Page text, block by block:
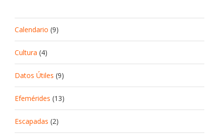
Calendario (9)
Cultura (4)
Datos Útiles (9)
Efemérides (13)
Escapadas (2)